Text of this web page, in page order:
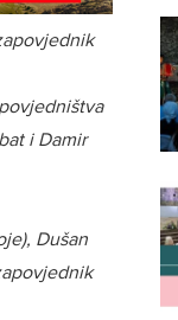
i Damir
Dušan